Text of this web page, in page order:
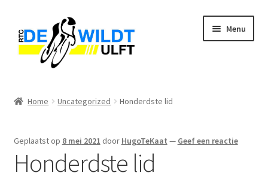
door
naar
navigatie
naar
de
inhoud
Menu
Foto’s
Home Uncategorized Honderdste lid
Geplaatst op 8 mei 2021 door HugoTeKaat — Geef een reactie
Honderdste lid